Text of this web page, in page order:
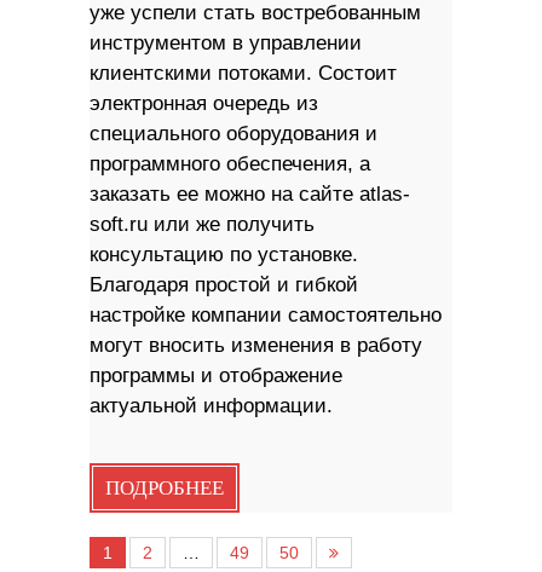
уже успели стать востребованным
инструментом в управлении
клиентскими потоками. Состоит
электронная очередь из
специального оборудования и
программного обеспечения, а
заказать ее можно на сайте atlas-
soft.ru или же получить
консультацию по установке.
Благодаря простой и гибкой
настройке компании самостоятельно
могут вносить изменения в работу
программы и отображение
актуальной информации.
ПОДРОБНЕЕ
1 2 … 49 50